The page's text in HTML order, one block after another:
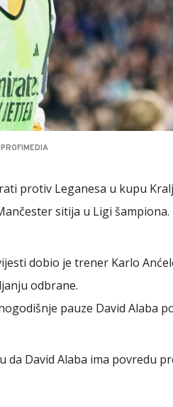
protiv Leganesa u kupu
sitija u Ligi šampiona.
dobio je trener Karlo
odbrane.
pauze David Alaba
da David Alaba ima povredu